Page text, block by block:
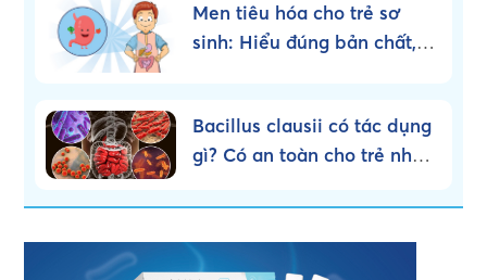
Men tiêu hóa cho trẻ sơ
sinh: Hiểu đúng bản chất,
Bacillus clausii có tác dụng
gì? Có an toàn cho trẻ nhỏ